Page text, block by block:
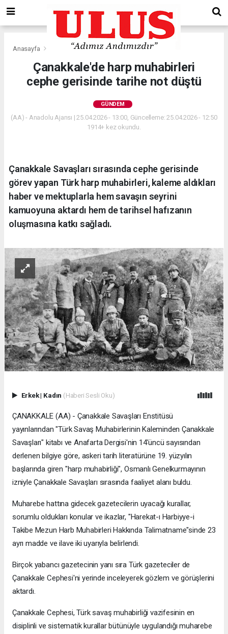
Anasayfa Gündem
Çanakkale'de harp muhabirleri
cephe gerisinde tarihe not düştü
GÜNDEM
(AA) - Anadolu Ajansı | 25.04.2026 - 13:00, Güncelleme: 25.04.2026 - 12:50
1914+ kez okundu.
Çanakkale Savaşları sırasında cephe gerisinde
görev yapan Türk harp muhabirleri, kaleme aldıkları
haber ve mektuplarla hem savaşın seyrini
kamuoyuna aktardı hem de tarihsel hafızanın
oluşmasına katkı sağladı.
Erkek| Kadın (Haberi Sesli Oku)
ÇANAKKALE (AA) - Çanakkale Savaşları Enstitüsü
yayınlarından "Türk Savaş Muhabirlerinin Kaleminden Çanakkale
Savaşları" kitabı ve Anafarta Dergisi'nin 14'üncü sayısından
derlenen bilgiye göre, askeri tarih literatürüne 19. yüzyılın
başlarında giren "harp muhabirliği", Osmanlı Genelkurmayının
izniyle Çanakkale Savaşları sırasında faaliyet alanı buldu.
Muharebe hattına gidecek gazetecilerin uyacağı kurallar,
sorumlu oldukları konular ve ikazlar, "Harekat-ı Harbiyye-i
Takibe Mezun Harb Muhabirleri Hakkında Talimatname"sinde 23
ayrı madde ve ilave iki uyarıyla belirlendi.
Birçok yabancı gazetecinin yanı sıra Türk gazeteciler de
Çanakkale Cephesi'ni yerinde inceleyerek gözlem ve görüşlerini
aktardı.
Çanakkale Cephesi, Türk savaş muhabirliği vazifesinin en
disiplinli ve sistematik kurallar bütünüyle uygulandığı muharebe